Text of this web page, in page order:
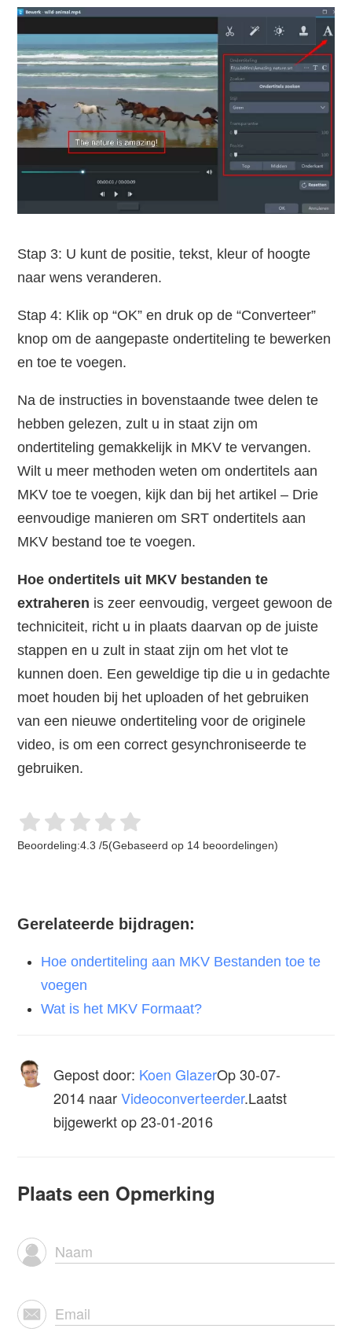
Stap 3: U kunt de positie, tekst, kleur of hoogte
naar wens veranderen.
Stap 4: Klik op “OK” en druk op de “Converteer”
knop om de aangepaste ondertiteling te bewerken
en toe te voegen.
Na de instructies in bovenstaande twee delen te
hebben gelezen, zult u in staat zijn om
ondertiteling gemakkelijk in MKV te vervangen.
Wilt u meer methoden weten om ondertitels aan
MKV toe te voegen, kijk dan bij het artikel – Drie
eenvoudige manieren om SRT ondertitels aan
MKV bestand toe te voegen.
Hoe ondertitels uit MKV bestanden te
extraheren is zeer eenvoudig, vergeet gewoon de
techniciteit, richt u in plaats daarvan op de juiste
stappen en u zult in staat zijn om het vlot te
kunnen doen. Een geweldige tip die u in gedachte
moet houden bij het uploaden of het gebruiken
van een nieuwe ondertiteling voor de originele
video, is om een correct gesynchroniseerde te
gebruiken.
Beoordeling:4.3 /5(Gebaseerd op 14 beoordelingen)
Gerelateerde bijdragen:
Hoe ondertiteling aan MKV Bestanden toe te
voegen
Wat is het MKV Formaat?
Gepost door: Koen GlazerOp30-07-
2014 naar Videoconverteerder.Laatst
bijgewerkt op 23-01-2016
Plaats een Opmerking